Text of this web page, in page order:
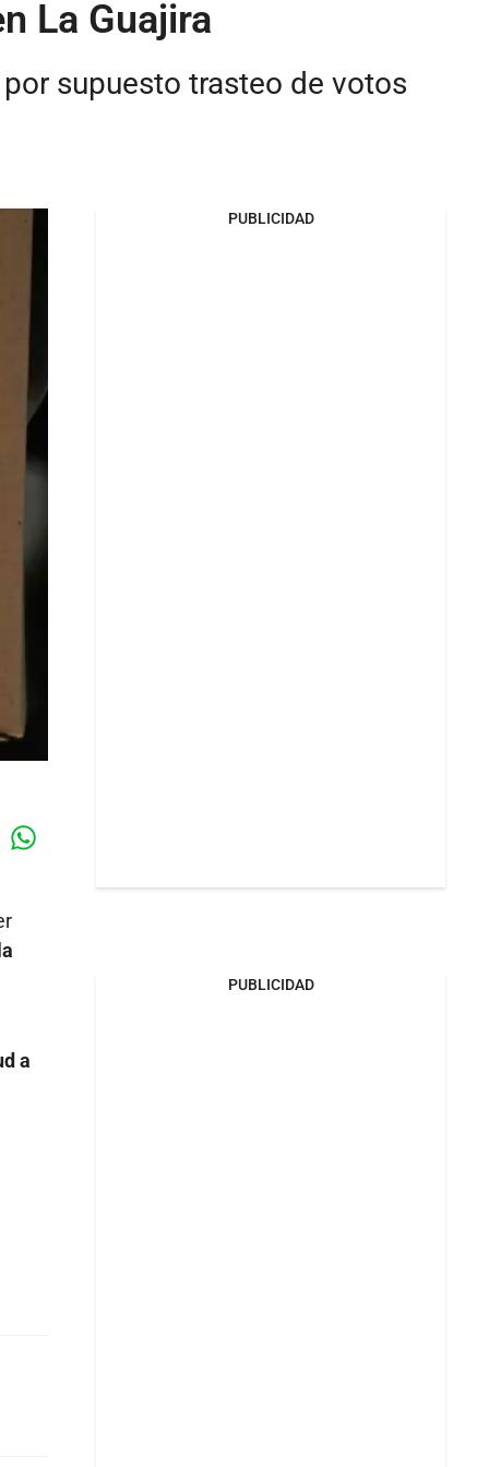
La Guajira
supuesto trasteo de votos
a
PUBLICIDAD
PUBLICIDAD